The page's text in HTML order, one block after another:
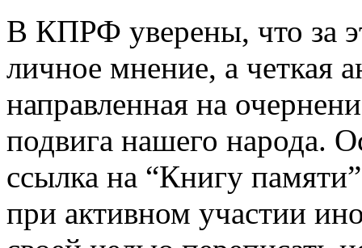
В КПРФ уверены, что за
личное мнение, а четкая
направленная на
подвига нашего народа.
ссылка на “Книгу
при активном участии